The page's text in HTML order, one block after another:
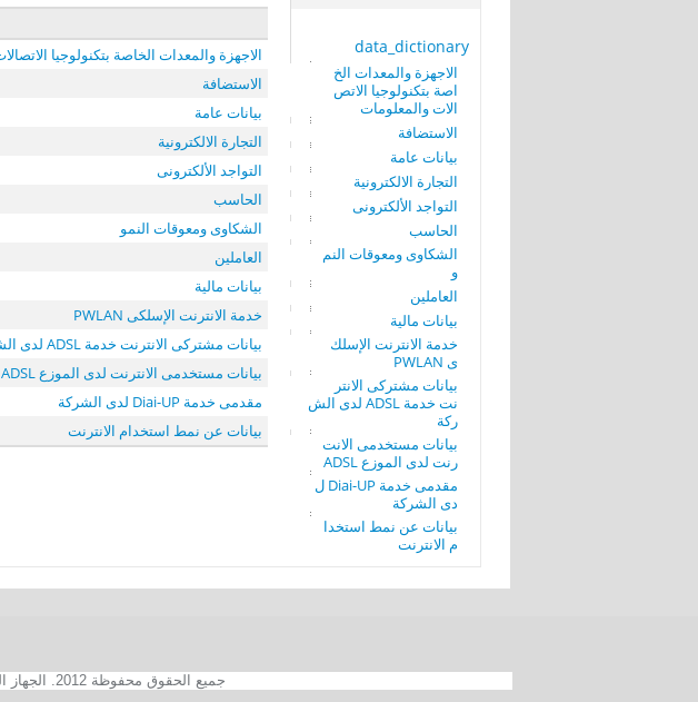
data_dictionary
الاجهزة والمعدات الخ
اصة بتكنولوجيا الاتص
الات والمعلومات
الاستضافة
بيانات عامة
التجارة الالكترونية
التواجد الألكترونى
الحاسب
الشكاوى ومعوقات النم
و
العاملين
بيانات مالية
خدمة الانترنت الإسلك
ى PWLAN
بيانات مشتركى الانتر
نت خدمة ADSL لدى الش
ركة
بيانات مستخدمى الانت
رنت لدى الموزع ADSL
مقدمى خدمة Diai-UP ل
دى الشركة
بيانات عن نمط استخدا
م الانترنت
الاجهزة والمعدات الخاصة بتكنولوجيا
الاستضافة
بيانات عامة
التجارة الالكترونية
التواجد الألكترونى
الحاسب
الشكاوى ومعوقات النمو
العاملين
بيانات مالية
خدمة الانترنت الإسلكى PWLAN
بيانات مشتركى الانترنت خدمة ADSL لدى الشركة
بيانات مستخدمى الانترنت لدى الموزع ADSL
مقدمى خدمة Diai-UP لدى الشركة
بيانات عن نمط استخدام الانترنت
جميع الحقوق محفوظة 2012. الجهاز المركزي للتعبئة العامة والإحصاءات. لمزيد من الاستفسارات الفنية بخصوص الصفحة الالكترونية